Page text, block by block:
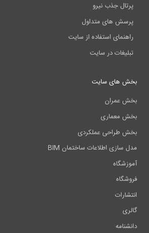
پرتال جذب نیرو
پرسش های متداول
راهنمای استفاده از سایت
تبلیغات در سایت
بخش های سایت
بخش عمران
بخش معماری
بخش طراحی عملکردی
مدل سازی اطلاعات ساختمان BIM
آموزشگاه
فروشگاه
انتشارات
گالری
دانشنامه